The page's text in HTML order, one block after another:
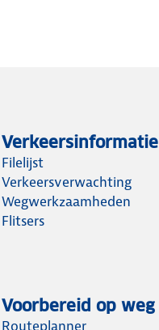
Verkeersinformatie
Filelijst
Verkeersverwachting
Wegwerkzaamheden
Flitsers
Voorbereid op weg
Routeplanner